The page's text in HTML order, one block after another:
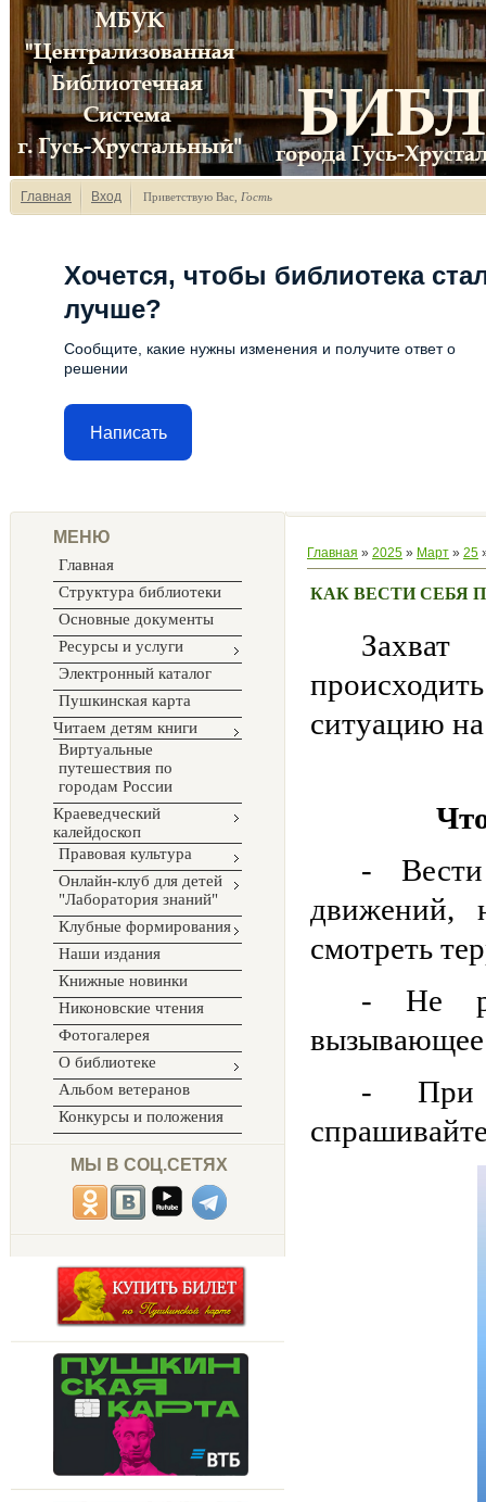
Главная Вход Приветствую Вас Гость
Хочется, чтобы библиотека
лучше?
Сообщите, какие нужны изменения и получите ответ о
решении
Написать
МЕНЮ
Главная
Структура библиотеки
Основные документы
Ресурсы и услуги
Электронный каталог
Пушкинская карта
Читаем детям книги
Виртуальные
путешествия по
городам России
Краеведческий
калейдоскоп
Правовая культура
Онлайн-клуб для детей
"Лаборатория знаний"
Клубные формирования
Наши издания
Книжные новинки
Никоновские чтения
Фотогалерея
О библиотеке
Альбом ветеранов
Конкурсы и положения
МЫ В СОЦ.СЕТЯХ
Главная » 2025 » Март » 25
КАК ВЕСТИ СЕБЯ
ситуацию
-
движений,
смотреть
- Не
вызывающее
- При